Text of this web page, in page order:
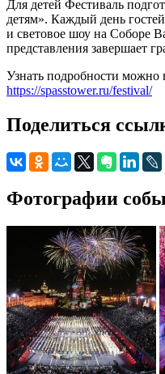
Для детей Фестиваль
детям». Каждый день
и световое шоу на Соборе
представления завершает
Узнать подробности можно
https://spasstower.ru/festival/
Поделиться
Фотографии